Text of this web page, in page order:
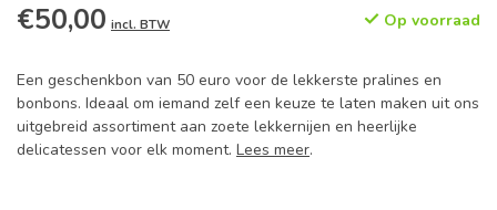
€50,00 incl. BTW Op voorraad
Een geschenkbon van 50 euro voor de lekkerste pralines en
bonbons. Ideaal om iemand zelf een keuze te laten maken uit ons
uitgebreid assortiment aan zoete lekkernijen en heerlijke
delicatessen voor elk moment. Lees meer.